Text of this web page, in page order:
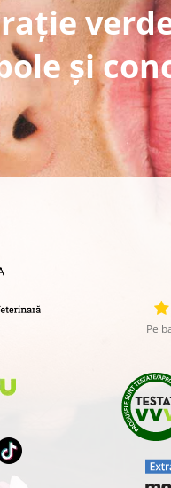
și
Pe